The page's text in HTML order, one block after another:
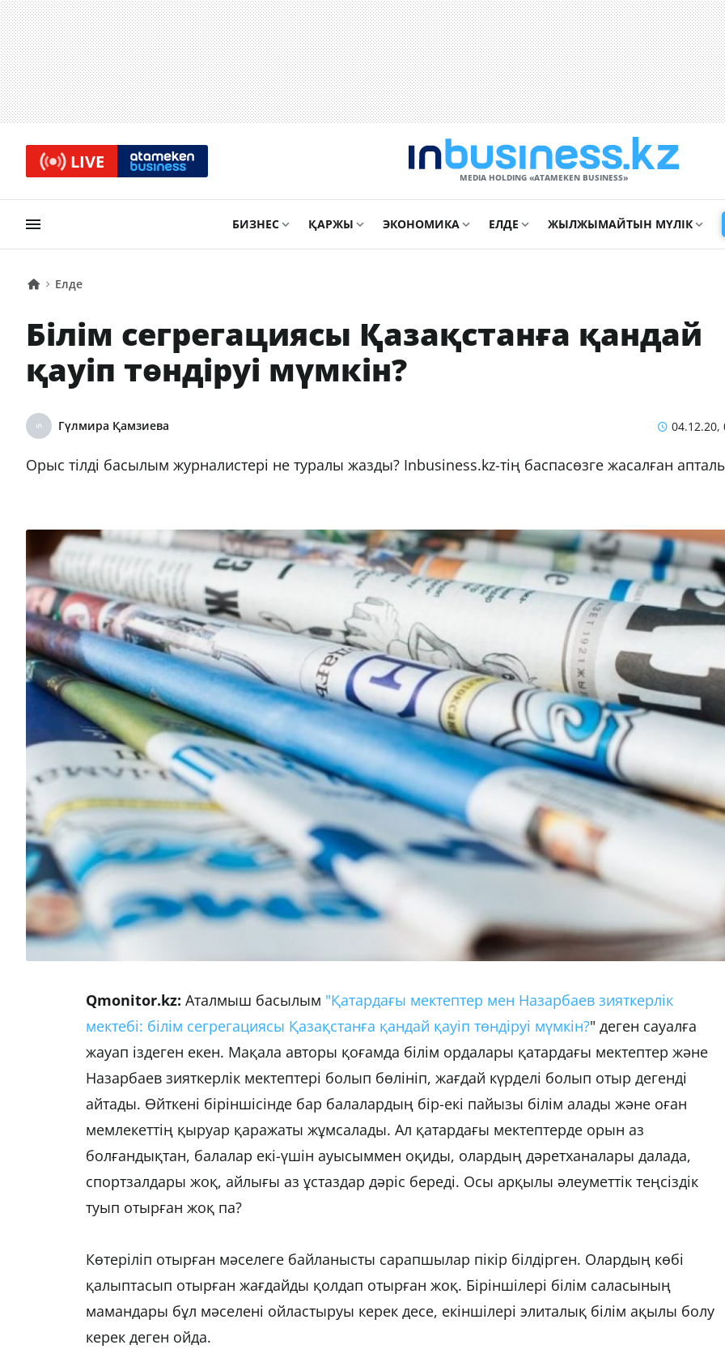
LIVE
MEDIA HOLDING «ATAMEKЕN BUSINESS»
БИЗНЕС ҚАРЖЫ ЭКОНОМИКА ЕЛДЕ ЖЫЛЖЫМАЙТЫН МҮЛІК
Елде
Білім сегрегациясы Қазақстанға қандай
қауіп төндіруі мүмкін?
Гүлмира Қамзиева 04.12.20,
Орыс тілді басылым журналистері не туралы жазды? Inbusiness.kz-тің баспасөзге жасалған
Qmonitor.kz: Аталмыш басылым "Қатардағы мектептер мен Назарбаев зияткерлік
мектебі: білім сегрегациясы Қазақстанға қандай қауіп төндіруі мүмкін?" деген сауалға
жауап іздеген екен. Мақала авторы қоғамда білім ордалары қатардағы мектептер және
Назарбаев зияткерлік мектептері болып бөлініп, жағдай күрделі болып отыр дегенді
айтады. Өйткені біріншісінде бар балалардың бір-екі пайызы білім алады және оған
мемлекеттің қыруар қаражаты жұмсалады. Ал қатардағы мектептерде орын аз
болғандықтан, балалар екі-үшін ауысыммен оқиды, олардың дәретханалары далада,
спортзалдары жоқ, айлығы аз ұстаздар дәріс береді. Осы арқылы әлеуметтік теңсіздік
туып отырған жоқ па?
Көтеріліп отырған мәселеге байланысты сарапшылар пікір білдірген. Олардың көбі
қалыптасып отырған жағдайды қолдап отырған жоқ. Біріншілері білім саласының
мамандары бұл мәселені ойластыруы керек десе, екіншілері элиталық білім ақылы болу
керек деген ойда.